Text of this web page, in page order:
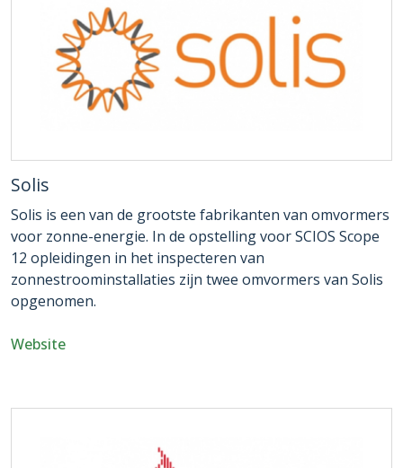
Solis
Solis is een van de grootste fabrikanten van omvormers
voor zonne-energie. In de opstelling voor SCIOS Scope
12 opleidingen in het inspecteren van
zonnestroominstallaties zijn twee omvormers van Solis
opgenomen.
Website